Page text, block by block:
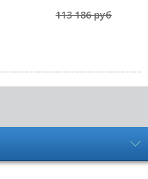
113 186 руб